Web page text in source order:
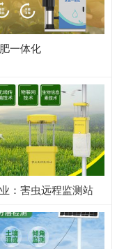
一体化
：害虫远程监测站